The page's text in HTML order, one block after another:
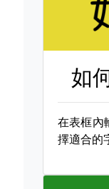
如
在表框內
擇適合的